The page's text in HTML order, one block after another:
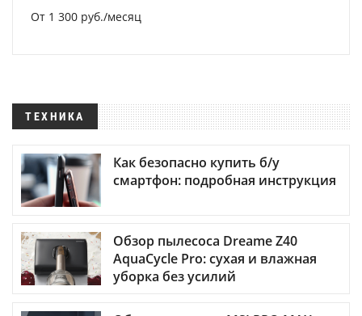
От 1 300 руб./месяц
ТЕХНИКА
Как безопасно купить б/у
смартфон: подробная инструкция
Обзор пылесоса Dreame Z40
AquaCycle Pro: сухая и влажная
уборка без усилий